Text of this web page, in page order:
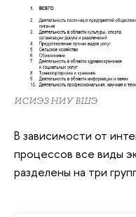
ИСИЭЗ НИУ ВШЭ
В зависимости от
процессов все виды
разделены на три